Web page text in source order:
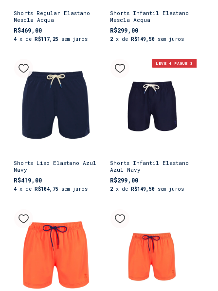
Shorts Regular Elastano
Mescla Acqua
R$469,00
4 x de R$117,25 sem juros
Shorts Infantil Elastano
Mescla Acqua
R$299,00
2 x de R$149,50 sem juros
Shorts Liso Elastano Azul
Navy
R$419,00
4 x de R$104,75 sem juros
LEVE 4 PAGUE 3
Shorts Infantil Elastano
Azul Navy
R$299,00
2 x de R$149,50 sem juros